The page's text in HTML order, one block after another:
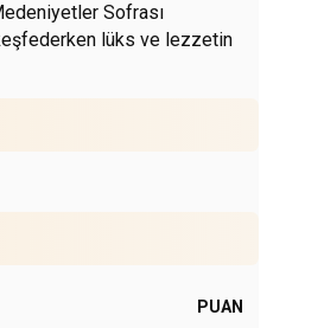
Sofrası
lüks ve lezzetin
PUAN